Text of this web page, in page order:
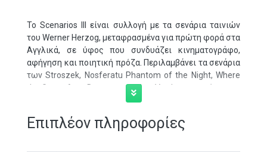
Το Scenarios III είναι συλλογή με τα σενάρια ταινιών
του Werner Herzog, μεταφρασμένα για πρώτη φορά στα
Αγγλικά, σε ύφος που συνδυάζει κινηματογράφο,
αφήγηση και ποιητική πρόζα. Περιλαμβάνει τα σενάρια
των Stroszek, Nosferatu Phantom of the Night, Where
the Green Ants Dream και Cobra Verde, προσφέροντας
μια ματιά στο δημιουργικό όραμα του σκηνοθέτη και
μορφή των ταινιών.
Επιπλέον πληροφορίες